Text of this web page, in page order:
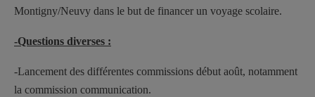
Montigny/Neuvy dans le but de financer un voyage scolaire.
-Questions diverses :
-Lancement des différentes commissions début août, notamment
la commission communication.